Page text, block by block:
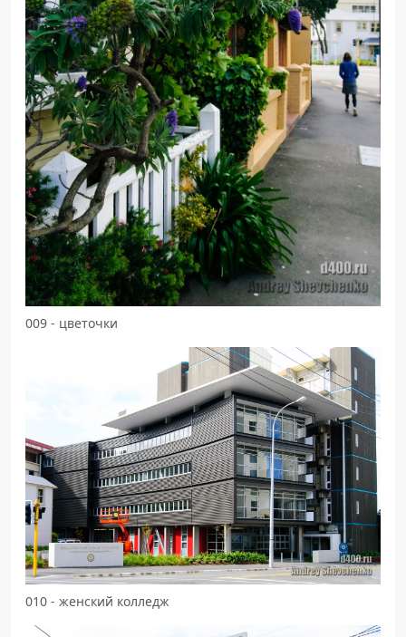
009 - цветочки
010 - женский колледж